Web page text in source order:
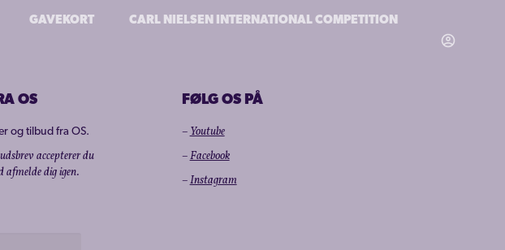
GAVEKORT CARL NIELSEN INTERNATIONAL COMPETITION
OS
og tilbud fra OS.
accepterer du
dig igen.
FØLG OS PÅ
–Youtube
–Facebook
–Instagram